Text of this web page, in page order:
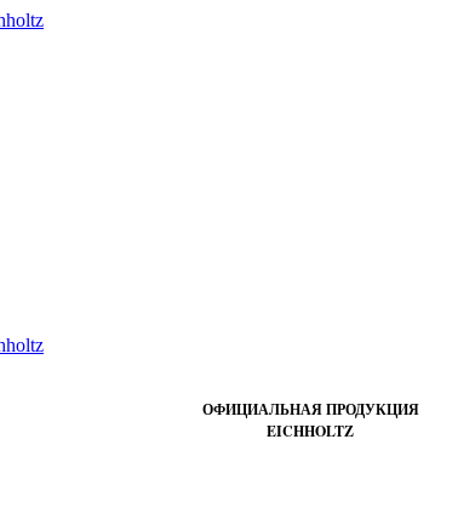
ОФИЦИАЛЬНАЯ ПРОДУКЦИЯ
EICHHOLTZ